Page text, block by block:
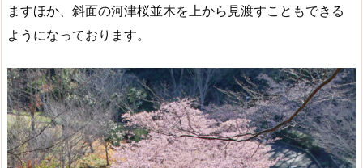
ますほか、斜面の河津桜並木を上から見渡すこともできる
ようになっております。